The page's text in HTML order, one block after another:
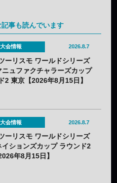
事も読んでいます
大会情報 2026.8.7
ーリスモ ワールドシリーズ
ュファクチャラーズカップ
2 東京【2026年8月15日】
大会情報 2026.8.7
ーリスモ ワールドシリーズ
ションズカップ ラウンド2
年8月15日】